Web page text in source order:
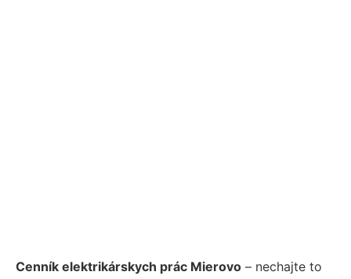
Cenník elektrikárskych prác Mierovo – nechajte to